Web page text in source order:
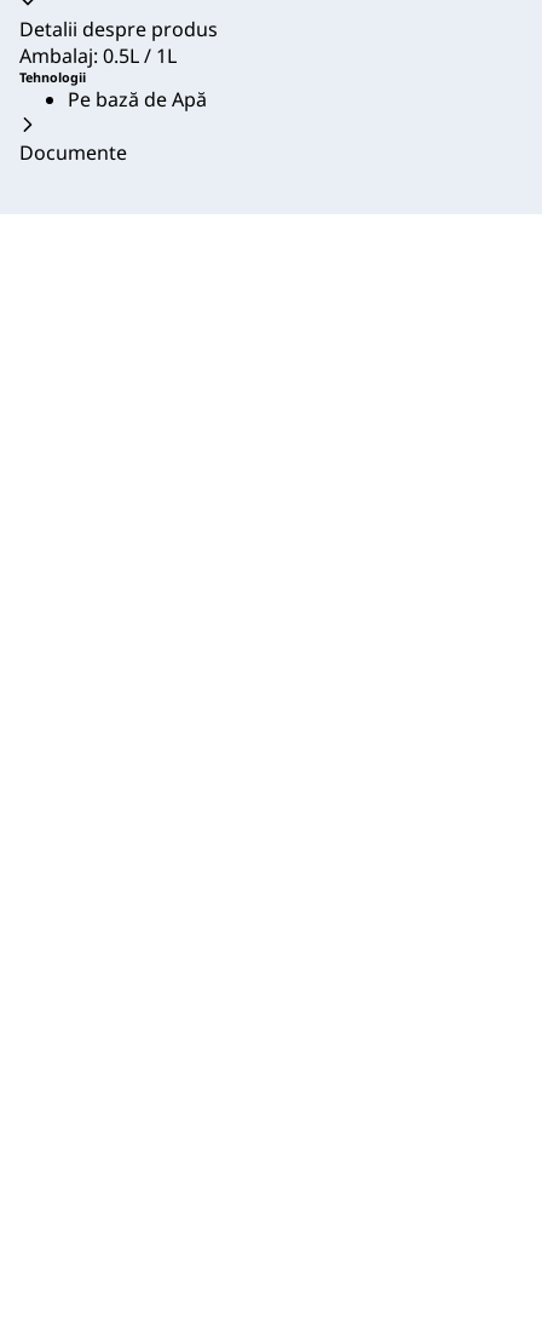
Detalii despre produs
Ambalaj: 0.5L / 1L
Tehnologii
Pe bază de Apă
Documente